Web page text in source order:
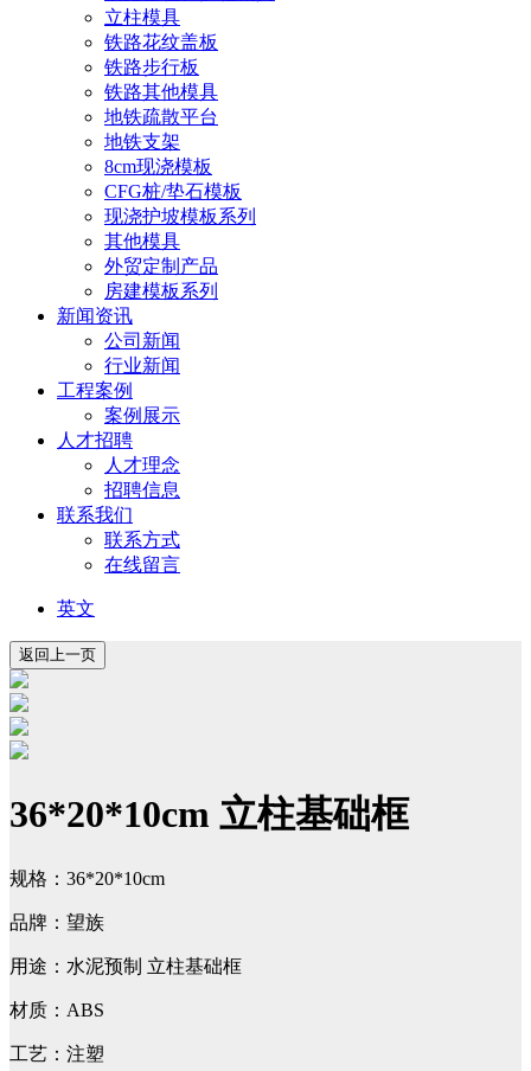
立柱模具
铁路花纹盖板
铁路步行板
铁路其他模具
地铁疏散平台
地铁支架
8cm现浇模板
CFG桩/垫石模板
现浇护坡模板系列
其他模具
外贸定制产品
房建模板系列
新闻资讯
公司新闻
行业新闻
工程案例
案例展示
人才招聘
人才理念
招聘信息
联系我们
联系方式
在线留言
英文
36*20*10cm 立柱基础框
规格：36*20*10cm
品牌：望族
用途：水泥预制 立柱基础框
材质：ABS
工艺：注塑